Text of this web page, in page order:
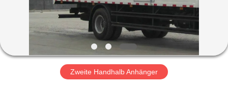
ÜBER
UNS
FABRIK-
AUSFLUGZweite Handhalb Anhänger